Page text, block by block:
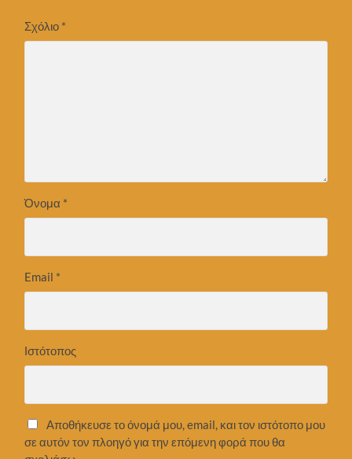
Σχόλιο *
Όνομα *
Email *
Ιστότοπος
Αποθήκευσε το όνομά μου, email, και τον ιστότοπο μου
σε αυτόν τον πλοηγό για την επόμενη φορά που θα